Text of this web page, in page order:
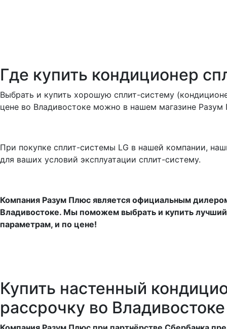
Где купить кондиционер
Выбрать и купить хорошую сплит-систему
цене во Владивостоке можно в нашем магазине Разум
При покупке сплит-системы LG в нашей компании,
для ваших условий эксплуатации сплит-систему.
Компания Разум Плюс является официальным
Владивостоке. Мы поможем выбрать и купить
параметрам, и по цене!
Купить настенный
рассрочку во Владивостоке